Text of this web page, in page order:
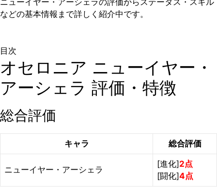
などの基本情報まで詳しく紹介中です。
目次
オセロニア ニューイヤー・
アーシェラ 評価・特徴
総合評価
キャラ 総合評価
ニューイヤー・アーシェラ
[進化]2点
[闘化]4点